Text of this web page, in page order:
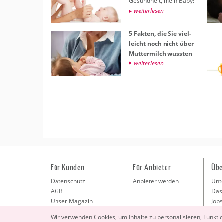
wei­ter­le­sen
5 Fak­ten, die Sie viel­
leicht noch nicht über
Mut­ter­milch wuss­ten
wei­ter­le­sen
Wir ver­wen­den Coo­kies, um In­hal­te zu per­so­na­li­sie­ren,
Für Kunden
Datenschutz
AGB
Unser Magazin
Für Anbieter
Anbieter werden